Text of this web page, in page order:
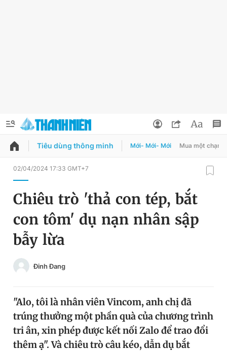
QUẢNG CÁO ĐẶT BÁO
Chuyên mục
Chuyên mục khác
Chào ngày mới
Video Magazine
Đổi mật khẩu
Tin đã lưu
Tin đã xem
Tiêu dùng thông minh Mới- Mới- Mới Mua một chạm
02/04/2024 17:33 GMT+7
Chiêu trò 'thả con tép, bắt
con tôm' dụ nạn nhân sập
bẫy lừa
Đinh Đang
"Alo, tôi là nhân viên Vincom, anh chị đã
trúng thưởng một phần quà của chương trình
tri ân, xin phép được kết nối Zalo để trao đổi
thêm ạ". Và chiêu trò câu kéo, dẫn dụ bắt